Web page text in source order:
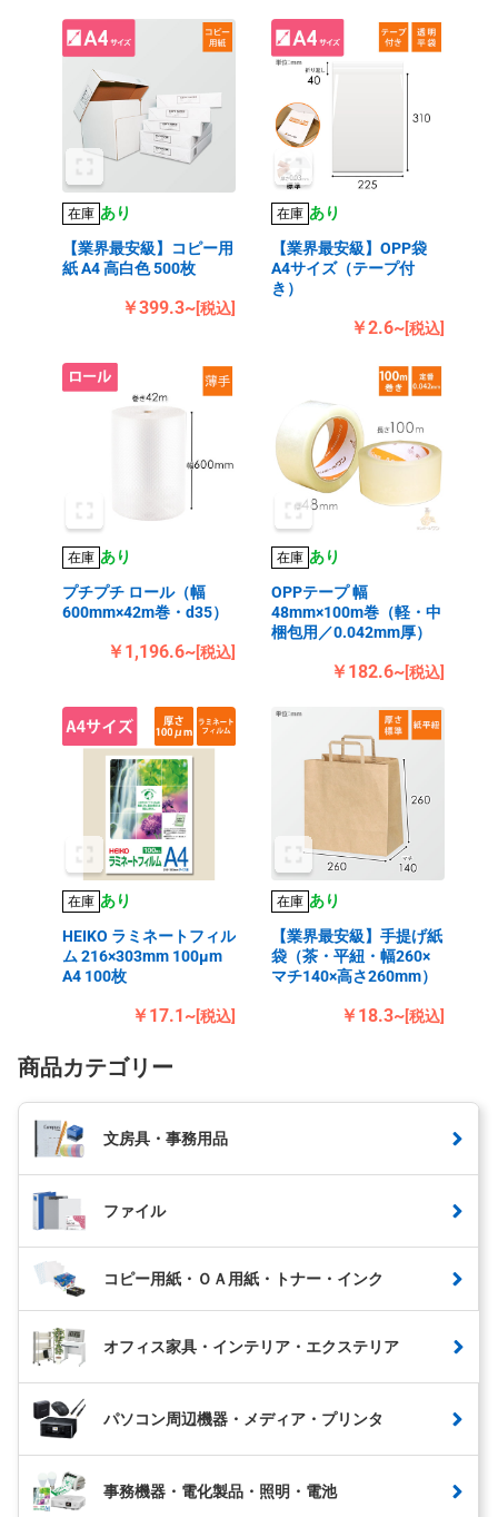
在庫 あり
【業界最安級】コピー用
紙 A4 高白色 500枚
￥399.3~[税込]
在庫 あり
【業界最安級】OPP袋
A4サイズ（テープ付
き）
￥2.6~[税込]
在庫 あり
プチプチ ロール（幅
600mm×42m巻・d35）
￥1,196.6~[税込]
在庫 あり
OPPテープ 幅
48mm×100m巻（軽・中
梱包用／0.042mm厚）
￥182.6~[税込]
在庫 あり
HEIKO ラミネートフィル
ム 216×303mm 100μm
A4 100枚
￥17.1~[税込]
在庫 あり
【業界最安級】手提げ紙
袋（茶・平紐・幅260×
マチ140×高さ260mm）
￥18.3~[税込]
商品カテゴリー
文房具・事務用品
ファイル
コピー用紙・ＯＡ用紙・トナー・インク
オフィス家具・インテリア・エクステリア
パソコン周辺機器・メディア・プリンタ
事務機器・電化製品・照明・電池